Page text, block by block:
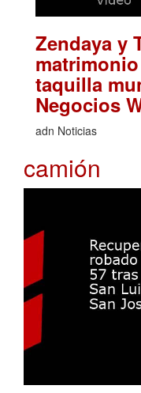
Zendaya y
taquilla
Negocios
adn Noticias
camión